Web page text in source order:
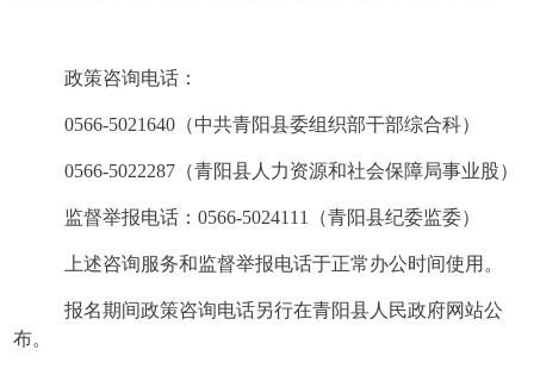
政策咨询电话：
0566-5021640（中共青阳县委组织部干部综合科）
0566-5022287（青阳县人力资源和社会保障局事业股）
监督举报电话： 0566-5024111（青阳县纪委监委）
上述咨询服务和监督举报电话于正常办公时间使用。
报名期间政策咨询电话另行在青阳县人民政府网站公
布。